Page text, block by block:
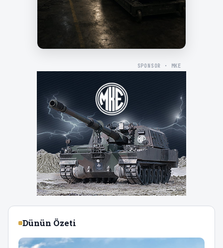
SPONSOR · MKE
Dünün Özeti